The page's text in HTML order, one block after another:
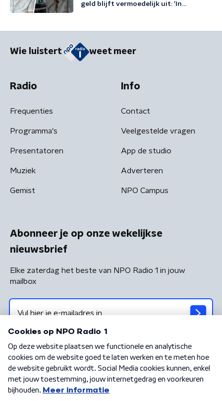
geld blijft vermoedelijk uit: 'In
Wie luistert weet meer
Radio
Frequenties
Programma's
Presentatoren
Muziek
Gemist
Info
Contact
Veelgestelde vragen
App de studio
Adverteren
NPO Campus
Abonneer je op onze wekelijkse
nieuwsbrief
Elke zaterdag het beste van NPO Radio 1 in jouw
mailbox
Algemene voorwaarden